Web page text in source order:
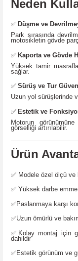
Neden
✅ Düşme ve
Park sırasında
motosikletin gövde
✅ Kaporta ve Gövde
Yüksek tamir
sağlar.
✅ Sürüş ve Tur
Uzun yol sürüşlerinde
✅ Estetik ve
Motorun
görselliği artırılabilir.
Ürün
✅ Modele özel ölçü ve
✅ Yüksek darbe
✅Paslanmaya karşı
✅Uzun ömürlü ve
✅ Kolay montaj için
dahildir
✅Estetik görünüm ve